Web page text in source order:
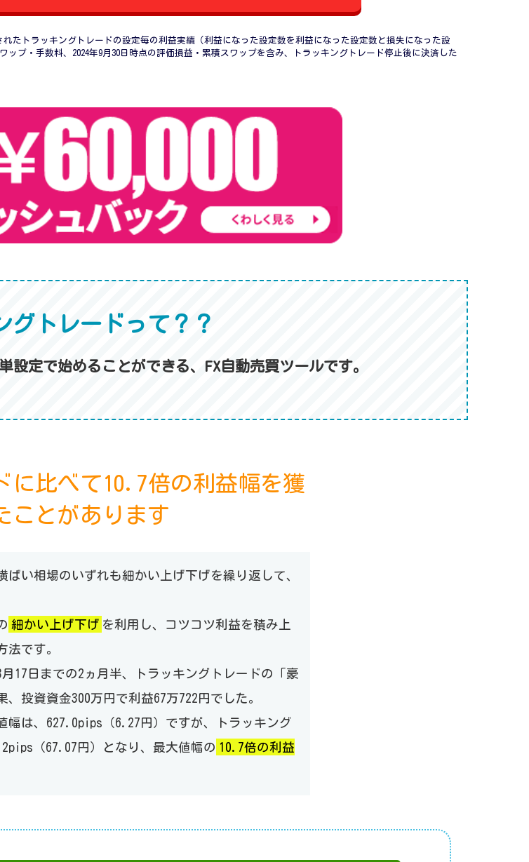
たトラッキングトレードの設定毎の利益実績（利益になった設定数を利益になった設定数と損失になった設
プ・手数料、2024年9月30日時点の評価損益・累積スワップを含み、トラッキングトレード停止後に決済した
グトレードって？？
設定で始めることができる、FX自動売買ツールです。
に比べて10.7倍の利益幅を獲
ことがあります
ばい相場のいずれも細かい上げ下げを繰り返して、
細かい上げ下げ を利用し、コツコツ利益を積み上
法です。
17日までの2ヵ月半、トラッキングトレードの「豪
、投資資金300万円で利益67万722円でした。
幅は、627.0pips（6.27円）ですが、トラッキング
（67.07円）となり、最大値幅の 10.7倍の利益
Next